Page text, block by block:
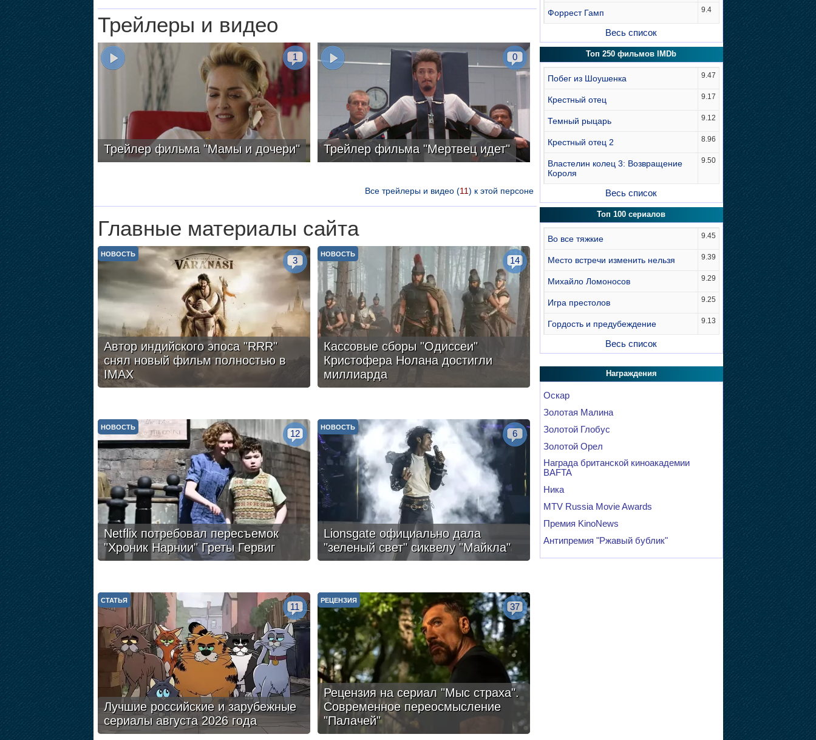
Трейлеры и видео
Трейлер фильма "Мамы и дочери"
1
Трейлер фильма "Мертвец идет"
0
Все трейлеры и видео (11) к этой персоне
Главные материалы сайта
Автор индийского эпоса "RRR"
снял новый фильм полностью в
IMAX
НОВОСТЬ
3
Кассовые сборы "Одиссеи"
Кристофера Нолана достигли
миллиарда
НОВОСТЬ
14
Netflix потребовал пересъемок
"Хроник Нарнии" Греты Гервиг
НОВОСТЬ
12
Lionsgate официально дала
"зеленый свет" сиквелу "Майкла"
НОВОСТЬ
6
Лучшие российские и зарубежные
сериалы августа 2026 года
СТАТЬЯ
11
Рецензия на сериал "Мыс страха".
Современное переосмысление
"Палачей"
РЕЦЕНЗИЯ
37
Форрест Гамп 9.4
Весь список
Топ 250 фильмов IMDb
Побег из Шоушенка 9.47
Крестный отец 9.17
Темный рыцарь 9.12
Крестный отец 2 8.96
Властелин колец 3: Возвращение
Короля
9.50
Весь список
Топ 100 сериалов
Во все тяжкие 9.45
Место встречи изменить нельзя 9.39
Михайло Ломоносов 9.29
Игра престолов 9.25
Гордость и предубеждение 9.13
Весь список
Награждения
Оскар
Золотая Малина
Золотой Глобус
Золотой Орел
Награда британской киноакадемии
BAFTA
Ника
MTV Russia Movie Awards
Премия KinoNews
Антипремия "Ржавый бублик"